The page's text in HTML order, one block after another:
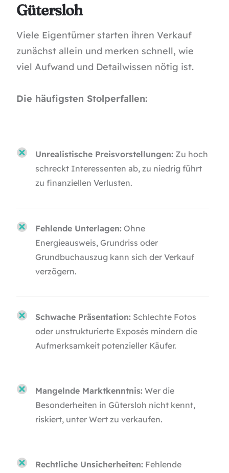
Gütersloh
Viele Eigentümer starten ihren Verkauf
zunächst allein und merken schnell, wie
viel Aufwand und Detailwissen nötig ist.
Die häufigsten Stolperfallen:
Unrealistische Preisvorstellungen: Zu hoch
schreckt Interessenten ab, zu niedrig führt
zu finanziellen Verlusten.
Fehlende Unterlagen: Ohne
Energieausweis, Grundriss oder
Grundbuchauszug kann sich der Verkauf
verzögern.
Schwache Präsentation: Schlechte Fotos
oder unstrukturierte Exposés mindern die
Aufmerksamkeit potenzieller Käufer.
Mangelnde Marktkenntnis: Wer die
Besonderheiten in Gütersloh nicht kennt,
riskiert, unter Wert zu verkaufen.
Rechtliche Unsicherheiten: Fehlende